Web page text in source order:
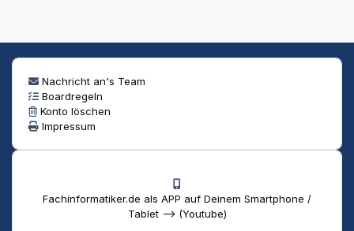
Nachricht an's Team
Boardregeln
Konto löschen
Impressum
Fachinformatiker.de als APP auf Deinem Smartphone /
Tablet --> (Youtube)